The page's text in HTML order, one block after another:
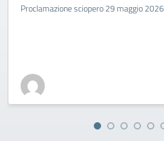
Proclamazione sciopero 29 maggio 2026